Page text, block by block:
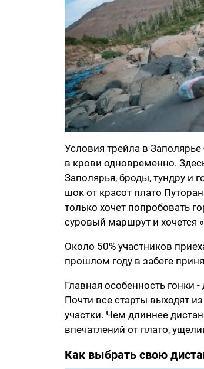
Условия трейла в
в крови одновременно.
Заполярья, броды, тундру и
шок от красот плато
только хочет попробовать
суровый маршрут и хочется
Около 50% участников
прошлом году в забеге
Главная особенность гонки
Почти все старты выходят
участки. Чем длиннее
впечатлений от плато,
Как выбрать свою